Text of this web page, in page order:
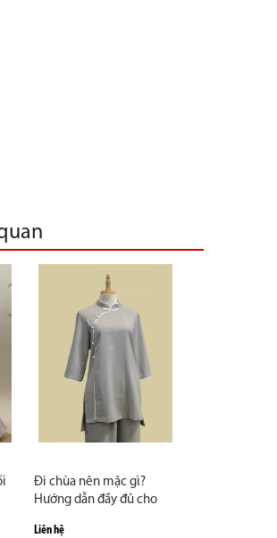
Đi chùa nên mặc gì?
Hướng dẫn đầy đủ cho
Liên hệ